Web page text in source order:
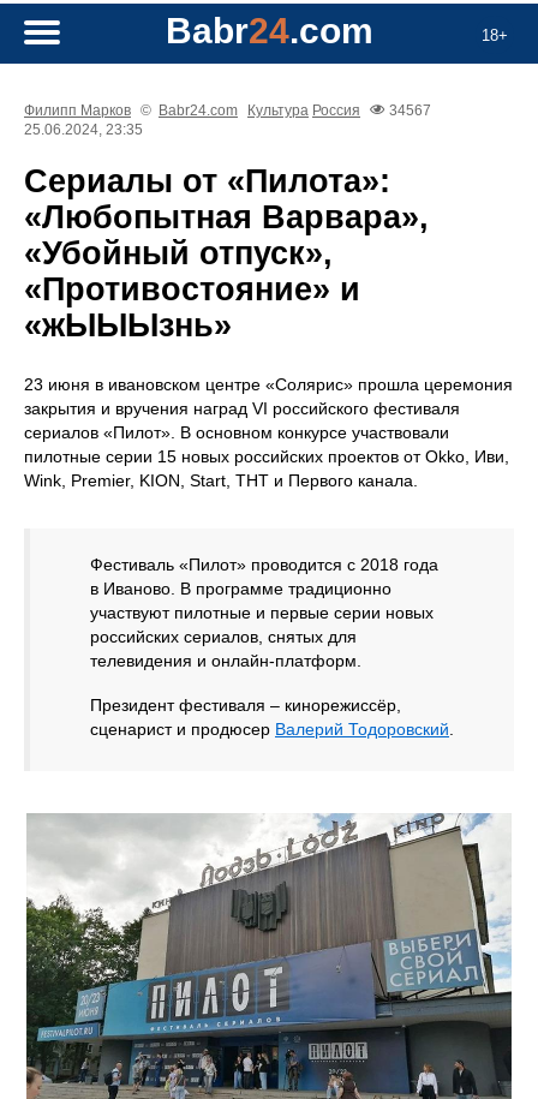
18+
Babr24.com
Филипп Марков © Babr24.com Культура Россия
34567
25.06.2024, 23:35
Сериалы от «Пилота»:
«Любопытная Варвара»,
«Убойный отпуск»,
«Противостояние» и
«жЫЫЫзнь»
23 июня в ивановском центре «Солярис» прошла церемония
закрытия и вручения наград VI российского фестиваля
сериалов «Пилот». В основном конкурсе участвовали
пилотные серии 15 новых российских проектов от Okko, Иви,
Wink, Premier, KION, Start, ТНТ и Первого канала.
Фестиваль «Пилот» проводится с 2018 года
в Иваново. В программе традиционно
участвуют пилотные и первые серии новых
российских сериалов, снятых для
телевидения и онлайн-платформ.
Президент фестиваля – кинорежиссёр,
сценарист и продюсер Валерий Тодоровский